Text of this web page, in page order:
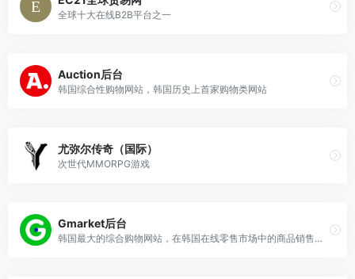
全球十大在线B2B平台之一
Auction后台
韩国综合性购物网站，韩国历史上首家购物类网站
尤弥尔传奇（国际）
次世代MMORPG游戏
Gmarket后台
韩国最大的综合购物网站，在韩国在线零售市场中的商品销售总值方面排名第一